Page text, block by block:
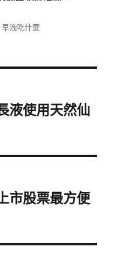
分
早洩吃什麼
液使用天然仙
市股票最方便